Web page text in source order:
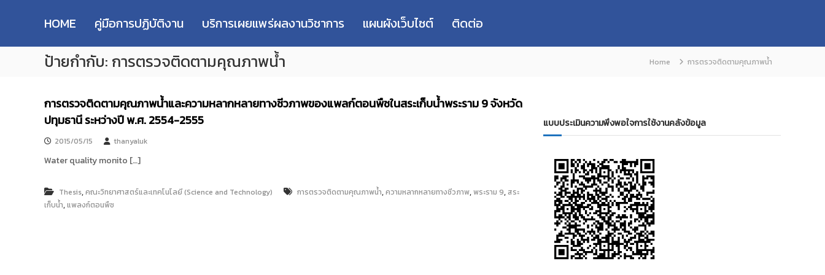
p
M
T
T
e
s
e
a
r
c
h
R
e
ห
วิ
ท
ย
เ
โ
โ
HOME คู่มือการปฏิบัติงาน บริการเผยแพร่ผลงานวิชาการ แผนผังเว็บไซต์ ติดต่อ
ป้ายกำกับ: การตรวจติดตามคุณภาพน้ำ Home การตรวจติดตามคุณภาพน้ำ
การตรวจติดตามคุณภาพน้ำและความหลากหลายทางชีวภาพของแพลก์ตอนพืชในสระเก็บน้ำพระราม 9 จังหวัด
ปทุมธานี ระหว่างปี พ.ศ. 2554-2555
2015/05/15 thanyaluk
Water quality monito […]
Thesis,คณะวิทยาศาสตร์และเทคโนโลยี (Science and Technology) การตรวจติดตามคุณภาพน้ำ,ความหลากหลายทางชีวภาพ,พระราม 9, สระ
เก็บน้ำ,แพลงก์ตอนพืช
แบบประเมินความพึงพอใจการใช้งานคลังข้อมูล